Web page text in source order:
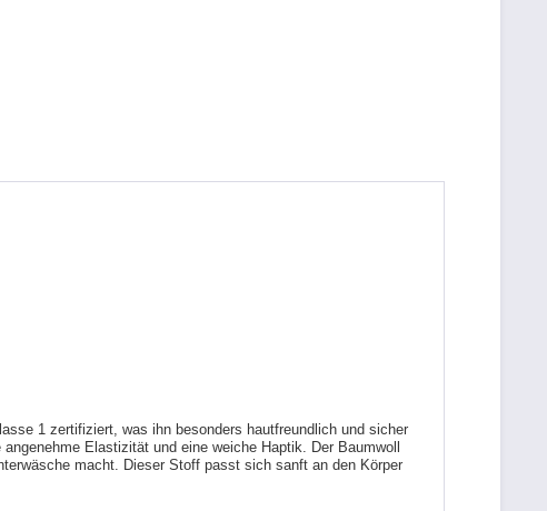
1 zertifiziert, was ihn besonders hautfreundlich und sicher
Elastizität und eine weiche Haptik. Der Baumwoll
macht. Dieser Stoff passt sich sanft an den Körper